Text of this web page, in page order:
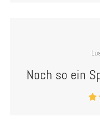
Noch so ein